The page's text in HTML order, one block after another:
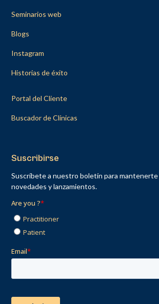
Seminarios web
Blogs
Instagram
Historias de éxito
Portal del Cliente
Buscador de Clínicas
Suscribirse
Suscríbete a nuestro boletín para mantenerte
novedades y lanzamientos.